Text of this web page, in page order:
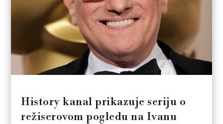
History kanal prikazuje seriju o
režiserovom pogledu na Ivanu